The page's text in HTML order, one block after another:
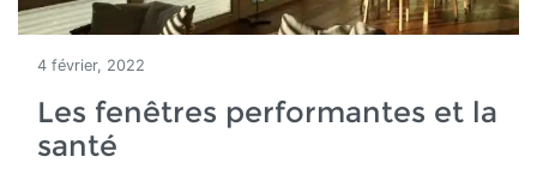
4 février, 2022
Les fenêtres performantes et la
santé